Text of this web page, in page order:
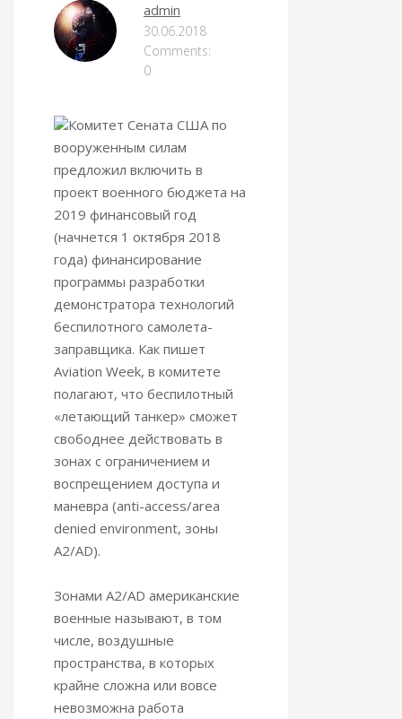
admin
30.06.2018
Comments:
0
Комитет Сената США по
вооруженным силам
предложил включить в
проект военного бюджета на
2019 финансовый год
(начнется 1 октября 2018
года) финансирование
программы разработки
демонстратора технологий
беспилотного самолета-
заправщика. Как пишет
Aviation Week, в комитете
полагают, что беспилотный
«летающий танкер» сможет
свободнее действовать в
зонах с ограничением и
воспрещением доступа и
маневра (anti-access/area
denied environment, зоны
A2/AD).
Зонами A2/AD американские
военные называют, в том
числе, воздушные
пространства, в которых
крайне сложна или вовсе
невозможна работа